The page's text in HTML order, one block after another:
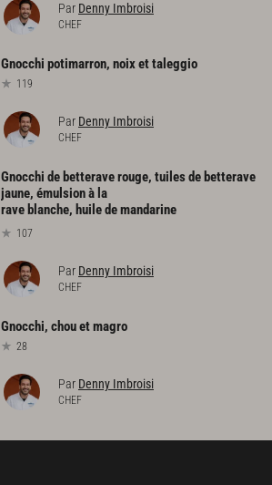
Par Denny Imbroisi
CHEF
Gnocchi potimarron, noixettaleggio
119
Par Denny Imbroisi
CHEF
Gnocchi de betterave rouge, tuiles de betterave
jaune, émulsion à la
rave blanche, huile de mandarine
107
Par Denny Imbroisi
CHEF
Gnocchi, chouetmagro
28
Par Denny Imbroisi
CHEF